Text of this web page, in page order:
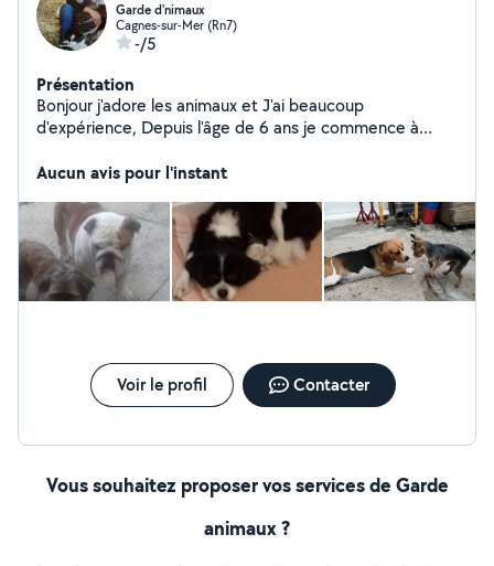
Garde d'nimaux
Cagnes-sur-Mer (Rn7)
-/5
Présentation
Bonjour j'adore les animaux et J'ai beaucoup
d'expérience, Depuis l'âge de 6 ans je commence à
les promenades On fait des sorties da 2 à 3 fois par
ils va d'accord avec tout les animaux contactez moi si
vous cette intéresse.
Aucun avis pour l'instant
Voir le profil Contacter
Vous souhaitez proposer vos services de Garde
animaux ?